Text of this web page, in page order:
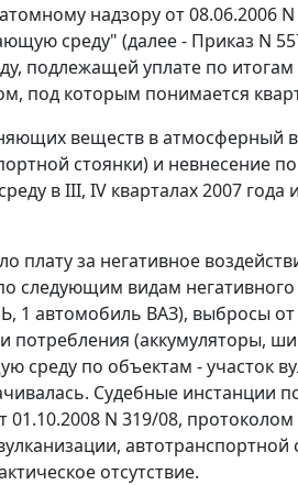
надзору от 08.06.2006
среду" (далее - Приказ N
подлежащей уплате по итогам
под которым понимается
веществ в атмосферный
стоянки) и невнесение
в III, IV кварталах 2007 года
плату за негативное
следующим видам негативного
1 автомобиль ВАЗ), выбросы
потребления (аккумуляторы,
среду по объектам - участок
Судебные инстанции
N 319/08, протоколом
автотранспортной
отсутствие.